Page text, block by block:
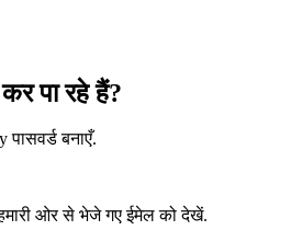
पा रहे हैं?
बनाएँ.
ओर से भेजे गए ईमेल को देखें.